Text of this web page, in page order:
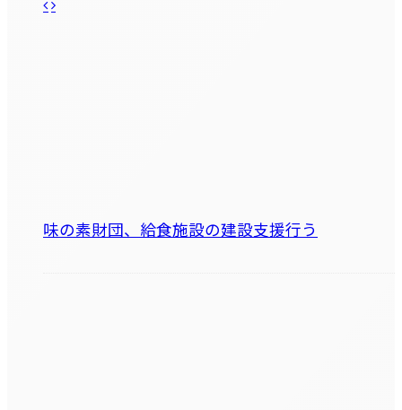
味の素財団、給食施設の建設支援行う